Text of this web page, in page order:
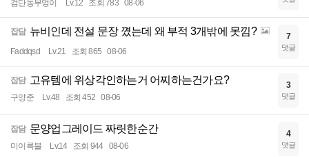
검단동부엉이 Lv.12 조회 783 08-06
잡담 뉴비인데 전설 문장 꼈는데 왜 부적 3개밖에 못낌?
Faddqsd Lv.21 조회 865 08-06
7
댓글
잡담 고유템에 위상각인하는거 어찌하는건가요?
구양준 Lv.48 조회 452 08-06
3
댓글
잡담 문양업그레이드 짜릿한순간
미이륵블 Lv.14 조회 944 08-06
4
댓글